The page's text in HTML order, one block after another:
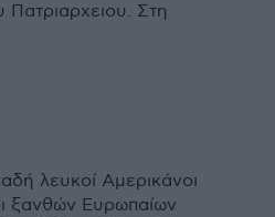
Πατριαρχειου. Στη
λευκοί Αμερικάνοι
ξανθών Ευρωπαίων